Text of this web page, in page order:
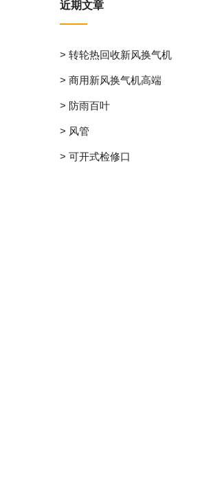
近期文章
> 转轮热回收新风换气机
> 商用新风换气机高端
> 防雨百叶
> 风管
> 可开式检修口